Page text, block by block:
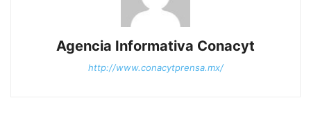
Agencia Informativa Conacyt
http://www.conacytprensa.mx/